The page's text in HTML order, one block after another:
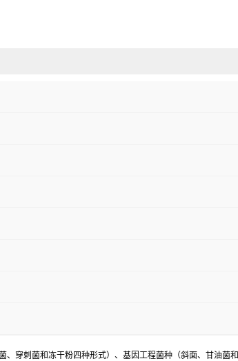
穿刺菌和冻干粉四种形式）、基因工程菌种（斜面、甘油菌